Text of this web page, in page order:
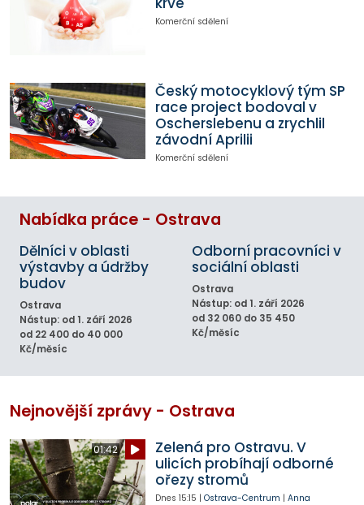
Komerční sdělení
Český motocyklový tým SP
race project bodoval v
Oscherslebenu a zrychlil
závodní Aprilii
Komerční sdělení
Nabídka práce - Ostrava
Dělníci v oblasti
výstavby a údržby
budov
Ostrava
Nástup: od 1. září 2026
od 22 400 do 40 000
Kč/měsíc
Odborní pracovníci v
sociální oblasti
Ostrava
Nástup: od 1. září 2026
od 32 060 do 35 450
Kč/měsíc
Nejnovější zprávy - Ostrava
01:42
Zelená pro Ostravu. V
ulicích probíhají odborné
ořezy stromů
Dnes 15:15 | Ostrava-Centrum | Anna